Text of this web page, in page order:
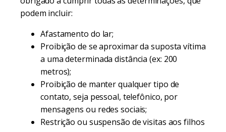
podem incluir:
Afastamento do lar;
Proibição de se aproximar da suposta vítima
a uma determinada distância (ex: 200
metros);
Proibição de manter qualquer tipo de
contato, seja pessoal, telefônico, por
mensagens ou redes sociais;
Restrição ou suspensão de visitas aos filhos